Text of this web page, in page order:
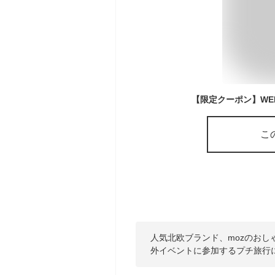
こ
人気北欧ブランド、mozのお
外イベントに参加するプチ旅